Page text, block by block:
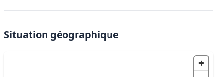
Situation géographique